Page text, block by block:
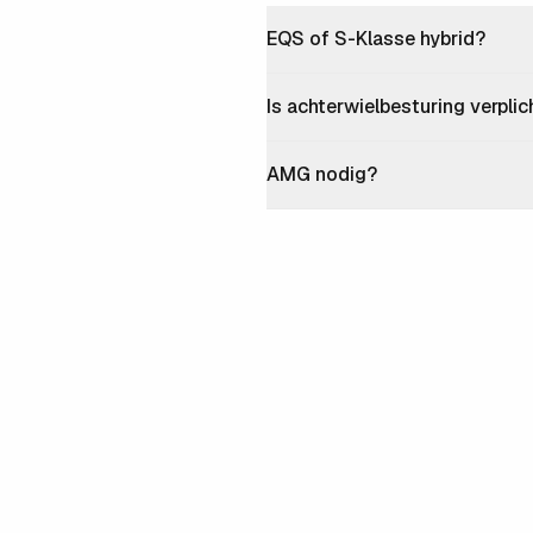
EQS of S-Klasse hybrid?
Is achterwielbesturing
AMG nodig?